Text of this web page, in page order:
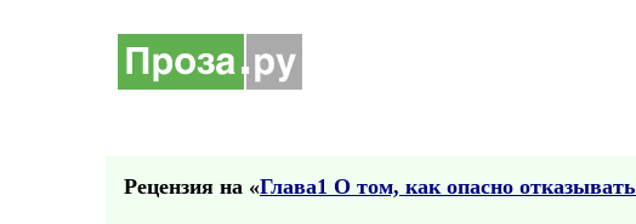
Рецензия на «Глава1 О том, как опасно